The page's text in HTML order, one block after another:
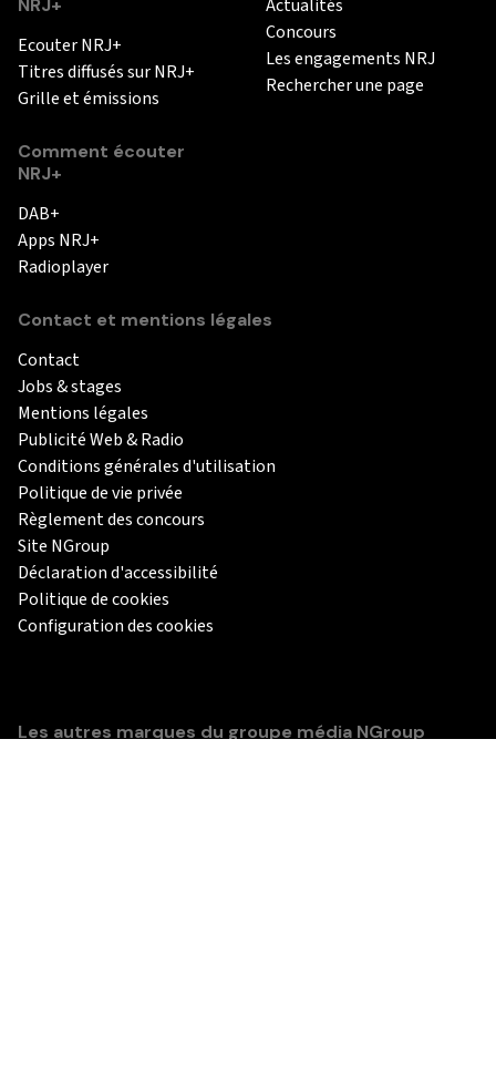
Ecouter NRJ+
Titres diffusés sur NRJ+
Grille et émissions
Comment écouter
NRJ+
DAB+
Apps NRJ+
Radioplayer
Actualités
Concours
Les engagements NRJ
Rechercher une page
Contact et mentions légales
Contact
Jobs & stages
Mentions légales
Publicité Web & Radio
Conditions générales d'utilisation
Politique de vie privée
Règlement des concours
Site NGroup
Déclaration d'accessibilité
Politique de cookies
Configuration des cookies
Les autres marques du groupe média NGroup